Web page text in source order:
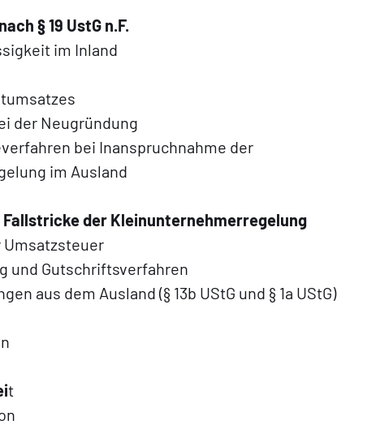
§ 19 UstG n.F.
im Inland
der Neugründung
bei Inanspruchnahme der
im Ausland
Fallstricke der Kleinunternehmerregelung
Umsatzsteuer
und Gutschriftsverfahren
aus dem Ausland (§ 13b UStG und § 1a UStG)
t